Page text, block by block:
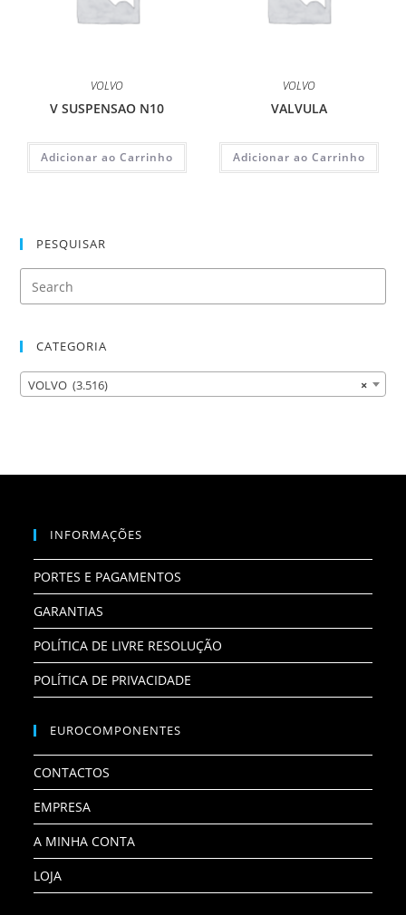
VOLVO
V SUSPENSAO N10
Adicionar ao Carrinho
VOLVO
VALVULA
Adicionar ao Carrinho
PESQUISAR
CATEGORIA
×
VOLVO (3.516)
INFORMAÇÕES
PORTES E PAGAMENTOS
GARANTIAS
POLÍTICA DE LIVRE RESOLUÇÃO
POLÍTICA DE PRIVACIDADE
EUROCOMPONENTES
CONTACTOS
EMPRESA
A MINHA CONTA
LOJA